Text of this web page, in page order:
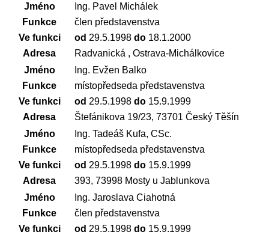
Jméno
Ing. Pavel Michálek
Funkce
člen představenstva
Ve funkci
od 29.5.1998 do18.1.2000
Adresa
Radvanická , Ostrava-Michálkovice
Jméno
Ing. Evžen Balko
Funkce
místopředseda představenstva
Ve funkci
od 29.5.1998 do15.9.1999
Adresa
Štefánikova 19/23, 73701 Český Těšín
Jméno
Ing. Tadeáš Kufa, CSc.
Funkce
místopředseda představenstva
Ve funkci
od 29.5.1998 do15.9.1999
Adresa
393, 73998 Mosty u Jablunkova
Jméno
Ing. Jaroslava Ciahotná
Funkce
člen představenstva
Ve funkci
od 29.5.1998 do15.9.1999